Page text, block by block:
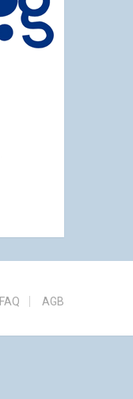
FAQ AGB